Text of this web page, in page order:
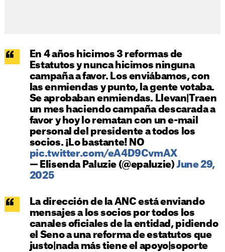
En 4 años hicimos 3 reformas de
Estatutos y nunca hicimos ninguna
campaña a favor. Los enviábamos, con
las enmiendas y punto, la gente votaba.
Se aprobaban enmiendas. Llevan|Traen
un mes haciendo campaña descarada a
favor y hoy lo rematan con un e-mail
personal del presidente a todos los
socios. ¡Lo bastante! NO
pic.twitter.com/eA4D9CvmAX
— Elisenda Paluzie (@epaluzie)June 29,
2025
La dirección de la ANC está enviando
mensajes a los socios por todos los
canales oficiales de la entidad, pidiendo
el Seno a una reforma de estatutos que
justo|nada más tiene el apoyo|soporte